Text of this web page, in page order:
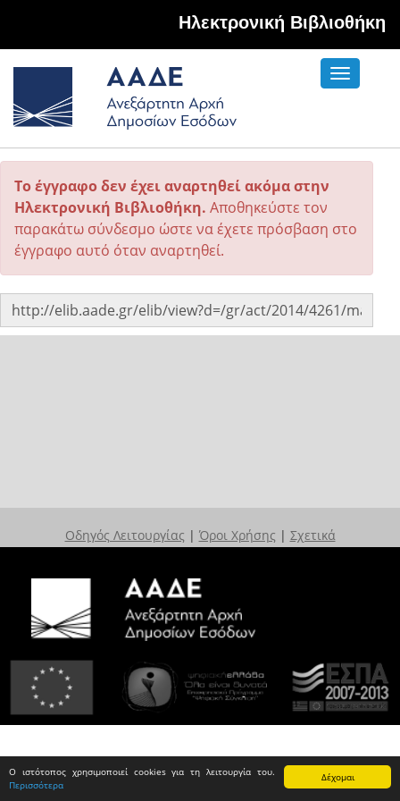
Δέχομαι
Ο ιστότοπος χρησιμοποιεί cookies για τη λειτουργία του.
Περισσότερα
Hλεκτρονική Βιβλιοθήκη
Toggle
Το έγγραφο δεν έχει αναρτηθεί ακόμα στην
Ηλεκτρονική Βιβλιοθήκη. Αποθηκεύστε τον
παρακάτω σύνδεσμο ώστε να έχετε πρόσβαση στο
έγγραφο αυτό όταν αναρτηθεί.
Οδηγός Λειτουργίας | Όροι Χρήσης | Σχετικά